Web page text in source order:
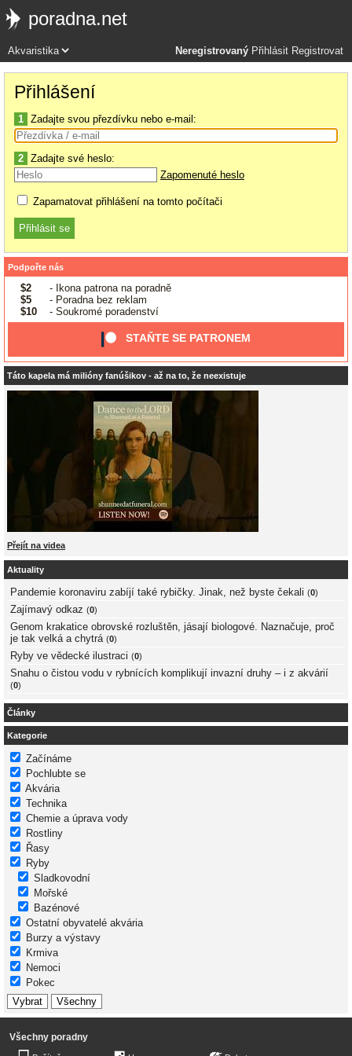
poradna.net
Neregistrovaný Přihlásit Registrovat
Přihlášení
1 Zadajte svou přezdívku nebo e-mail:
2 Zadajte své heslo:
Zapomenuté heslo
Zapamatovat přihlášení na tomto počítači
Podpořte nás
$2
- Ikona patrona na poradně
$5
- Poradna bez reklam
$10
- Soukromé poradenství
STAŇTE SE PATRONEM
Táto kapela má milióny fanúšikov - až na to, že neexistuje
Přejít na videa
Aktuality
Pandemie koronaviru zabíjí také rybičky. Jinak, než byste čekali (0)
Zajímavý odkaz (0)
Genom krakatice obrovské rozluštěn, jásají biologové. Naznačuje, proč
je tak velká a chytrá (0)
Ryby ve vědecké ilustraci (0)
Snahu o čistou vodu v rybnících komplikují invazní druhy – i z akvárií
(0)
Články
Kategorie
Začínáme
Pochlubte se
Akvária
Technika
Chemie a úprava vody
Rostliny
Řasy
Ryby
Sladkovodní
Mořské
Bazénové
Ostatní obyvatelé akvária
Burzy a výstavy
Krmiva
Nemoci
Pokec
Všechny poradny